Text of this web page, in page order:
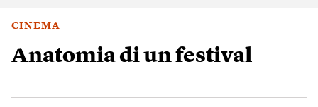
CINEMA
Anatomia di un festival